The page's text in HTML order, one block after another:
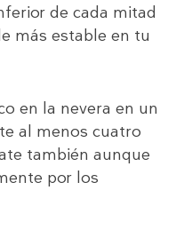
de cada mitad
más estable en tu
en la nevera en un
al menos cuatro
también aunque
por los